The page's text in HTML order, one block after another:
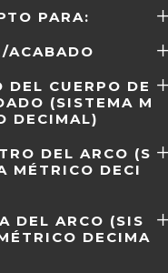
PARA:
ACABADO
DEL CUERPO DE
(SISTEMA M
DECIMAL)
DEL ARCO (S
MÉTRICO DECI
DEL ARCO (SIS
DECIMA